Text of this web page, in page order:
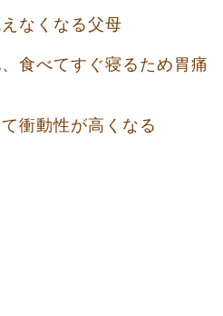
なくなる父母
食べてすぐ寝るため胃痛
衝動性が高くなる